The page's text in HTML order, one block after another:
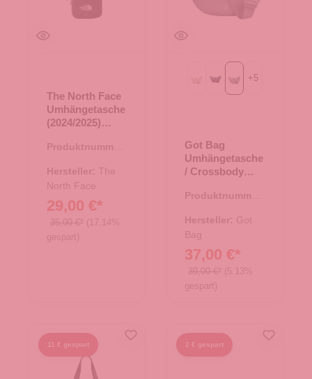
The North Face
Umhängetasche
(2024/2025)
Crossbody TNF
Produktnummer:
Hersteller: The
North Face
29,00 €*
35,00 €* (17.14%
gespart)
Beach Foam
MONOCHROME deep
monochrome marlin
+5
Got Bag
Umhängetasche
/ Crossbody
monochrome
Produktnummer:
Hersteller: Got
Bag
37,00 €*
39,00 €* (5.13%
gespart)
11 € gespart 2 € gespart